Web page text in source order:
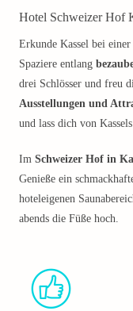
Hotel Schweizer Hof
Erkunde Kassel bei einer
Spaziere entlang
drei Schlösser und freu
Ausstellungen und
und lass dich von
Im Schweizer Hof in
Genieße ein
hoteleigenen
abends die Füße hoch.